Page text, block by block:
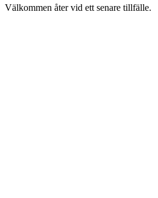
Välkommen åter vid ett senare tillfälle.